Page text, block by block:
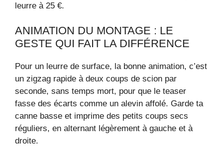
leurre à 25 €.
ANIMATION DU MONTAGE : LE
GESTE QUI FAIT LA DIFFÉRENCE
Pour un leurre de surface, la bonne animation, c’est
un zigzag rapide à deux coups de scion par
seconde, sans temps mort, pour que le teaser
fasse des écarts comme un alevin affolé. Garde ta
canne basse et imprime des petits coups secs
réguliers, en alternant légèrement à gauche et à
droite.